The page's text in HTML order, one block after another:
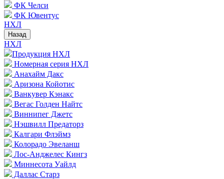
ФК Челси
ФК Ювентус
НХЛ
Назад
НХЛ
Продукция НХЛ
Номерная серия НХЛ
Анахайм Дакс
Аризона Койотис
Ванкувер Кэнакс
Вегас Голден Найтс
Виннипег Джетс
Нэшвилл Предаторз
Калгари Флэймз
Колорадо Эвеланш
Лос-Анджелес Кингз
Миннесота Уайлд
Даллас Старз